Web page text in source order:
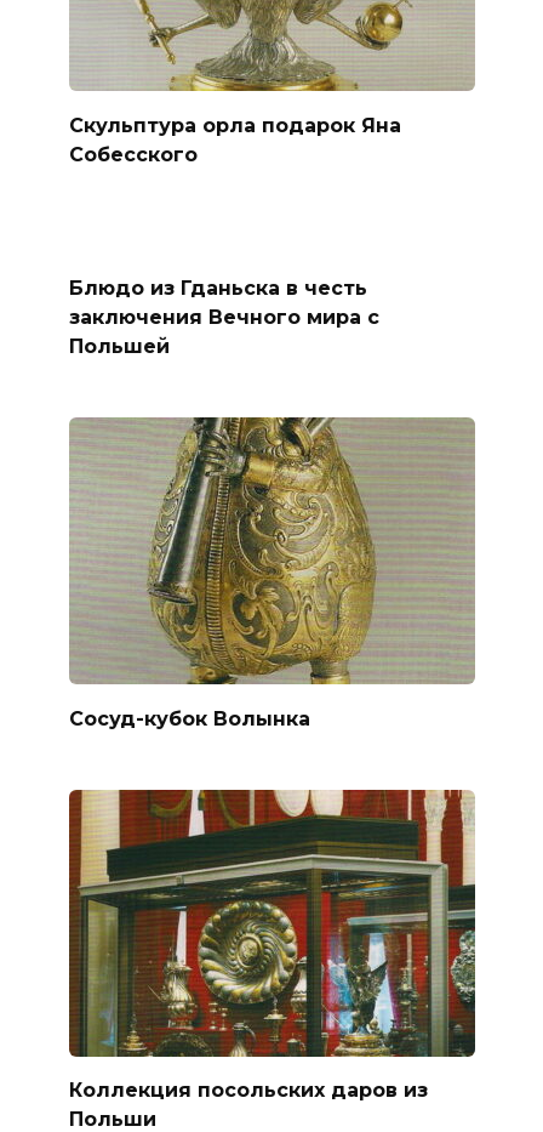
Скульптура орла подарок Яна
Собесского
Блюдо из Гданьска в честь
заключения Вечного мира с
Польшей
Сосуд-кубок Волынка
Коллекция посольских даров из
Польши